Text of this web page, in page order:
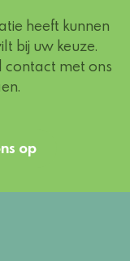
heeft kunnen
bij uw keuze.
contact met ons
op